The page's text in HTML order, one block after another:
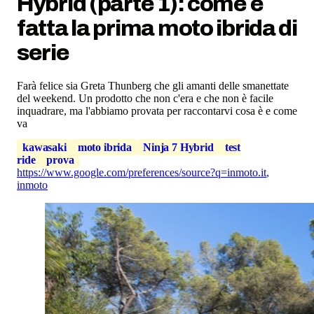
fatta la prima moto ibrida di
serie
Farà felice sia Greta Thunberg che gli amanti delle smanettate
del weekend. Un prodotto che non c'era e che non è facile
inquadrare, ma l'abbiamo provata per raccontarvi cosa è e come
va
kawasaki
moto ibrida Ninja 7 Hybrid
test
ride
prova
https://www.google.com/preferences/source?q=inmoto.it,
inmoto